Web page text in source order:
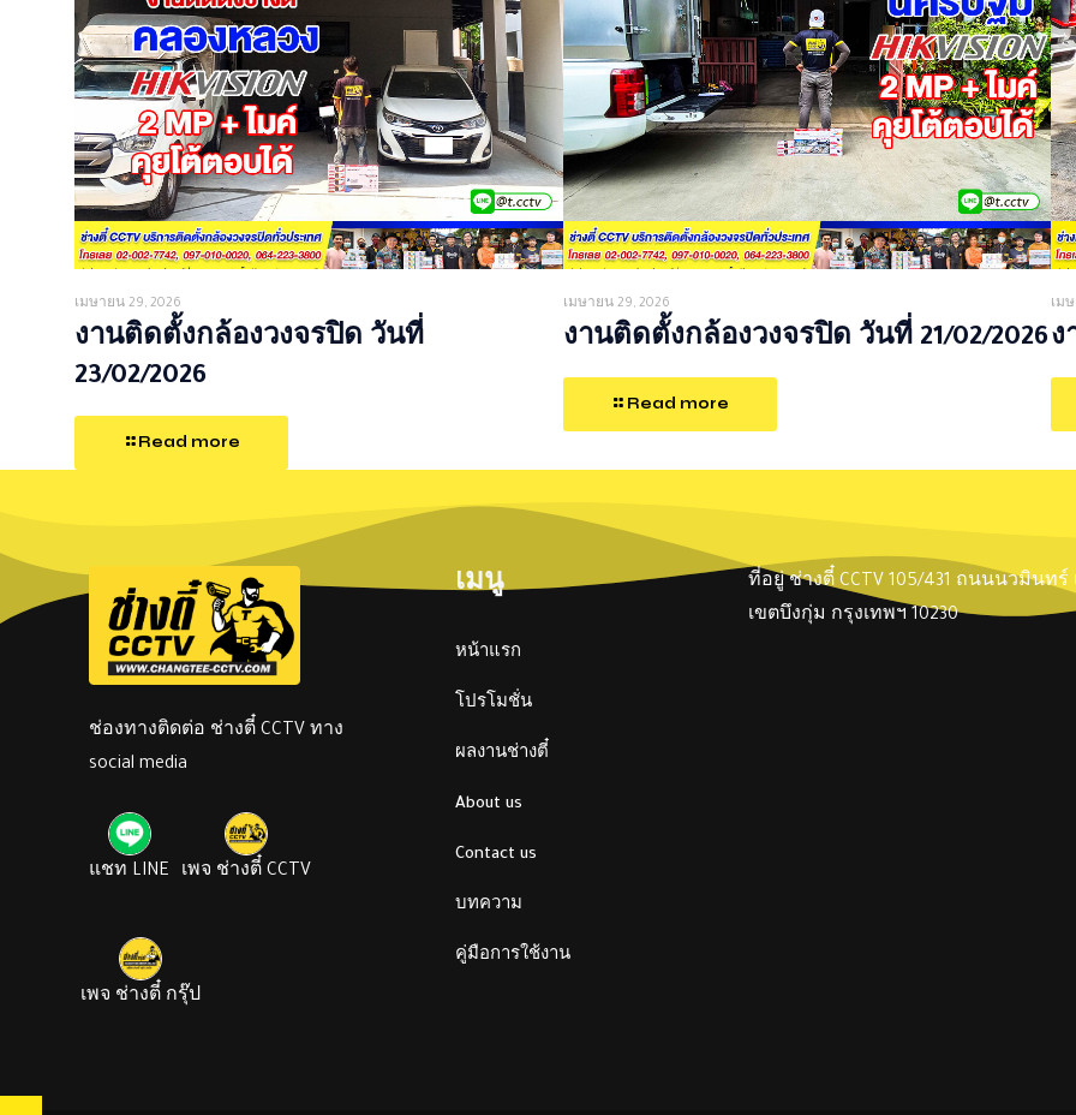
เมษายน 29, 2026
งานติดตั้งกล้องวงจรปิด วันที่
23/02/2026
Read more
เมษายน 29, 2026
งานติดตั้งกล้องวงจรปิด วันที่ 21/02/2026
Read more
เม
ง
ช่องทางติดต่อ ช่างตี๋ CCTV ทาง
social media
แชท LINE เพจ ช่างตี๋ CCTV
เพจ ช่างตี๋ กรุ๊ป
เมนู
หน้าแรก
โปรโมชั่น
ผลงานช่างตี๋
About us
Contact us
บทความ
คู่มือการใช้งาน
ที่อยู่ ช่างตี๋ CCTV 105/431 ถนนนวมินท
เขตบึงกุ่ม กรุงเทพฯ 10230